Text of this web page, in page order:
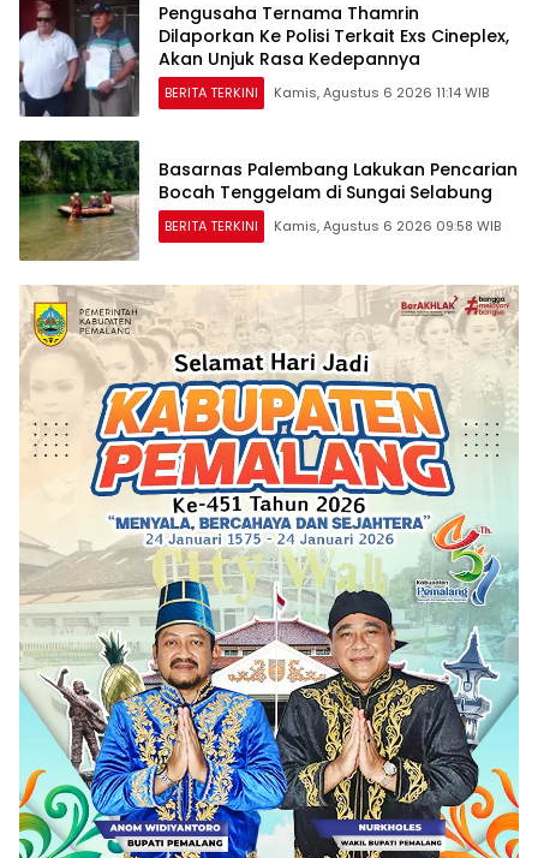
Pengusaha Ternama Thamrin
Dilaporkan Ke Polisi Terkait Exs Cineplex,
Akan Unjuk Rasa Kedepannya
BERITA TERKINI Kamis, Agustus 6 2026 11:14 WIB
Basarnas Palembang Lakukan Pencarian
Bocah Tenggelam di Sungai Selabung
BERITA TERKINI Kamis, Agustus 6 2026 09:58 WIB